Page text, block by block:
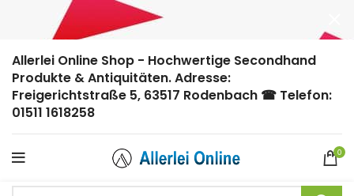
Allerlei Online Shop - Hochwertige Secondhand
Produkte & Antiquitäten. Adresse:
Freigerichtstraße 5, 63517 Rodenbach ☎ Telefon:
01511 1618258
0